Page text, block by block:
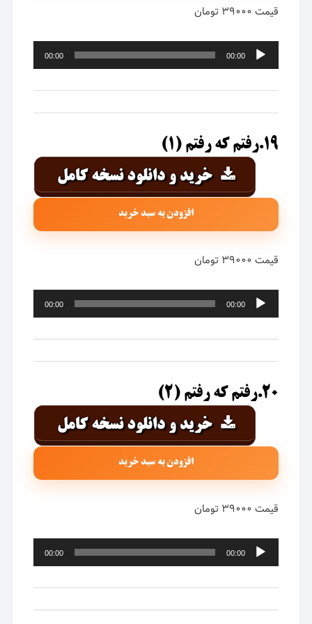
قیمت ۳۹۰۰۰ تومان
پخش‌کننده
صوت
00:00
00:00
۱۹.رفتم که رفتم (۱)
افزودن به سبد خرید
قیمت ۳۹۰۰۰ تومان
پخش‌کننده
صوت
00:00
00:00
۲۰.رفتم که رفتم (۲)
افزودن به سبد خرید
قیمت ۳۹۰۰۰ تومان
پخش‌کننده
صوت
00:00
00:00